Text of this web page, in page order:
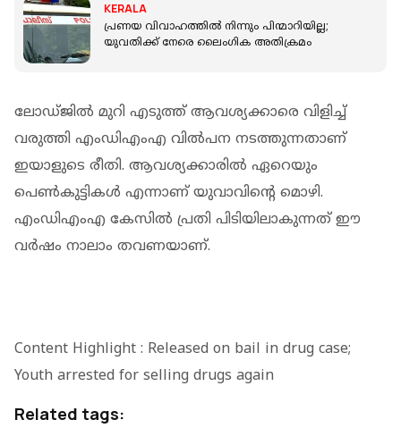
KERALA
പ്രണയ വിവാഹത്തിൽ നിന്നും പിന്മാറിയില്ല;
യുവതിക്ക് നേരെ ലൈംഗിക അതിക്രമം
ലോഡ്ജിൽ മുറി എടുത്ത് ആവശ്യക്കാരെ വിളിച്ച്
വരുത്തി എംഡിഎംഎ വിൽപന നടത്തുന്നതാണ്
ഇയാളുടെ രീതി. ആവശ്യക്കാരിൽ ഏറെയും
പെൺകുട്ടികൾ എന്നാണ് യുവാവിൻ്റെ മൊഴി.
എംഡിഎംഎ കേസിൽ പ്രതി പിടിയിലാകുന്നത് ഈ
വർഷം നാലാം തവണയാണ്.
Content Highlight : Released on bail in drug case;
Youth arrested for selling drugs again
Related tags: